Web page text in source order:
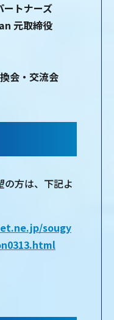
ナーズ
元取締役
会・交流会
の方は、下記よ
sougy